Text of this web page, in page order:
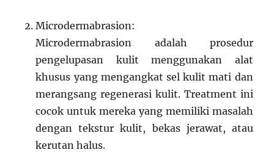
Microdermabrasion:
Microdermabrasion adalah prosedur
pengelupasan kulit menggunakan alat
khusus yang mengangkat sel kulit mati dan
merangsang regenerasi kulit. Treatment ini
cocok untuk mereka yang memiliki masalah
dengan tekstur kulit, bekas jerawat, atau
kerutan halus.